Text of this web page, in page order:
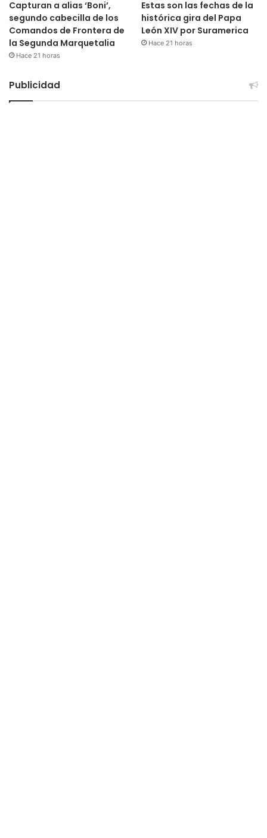
Capturan a alias ‘Boni’,
segundo cabecilla de los
Comandos de Frontera de
la Segunda Marquetalia
Hace 21 horas
Estas son las fechas de la
histórica gira del Papa
León XIV por Suramerica
Hace 21 horas
Publicidad